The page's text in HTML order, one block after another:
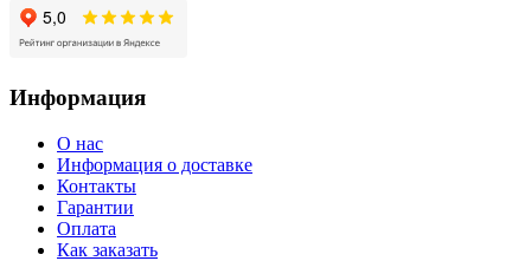
Информация
О нас
Информация о доставке
Контакты
Гарантии
Оплата
Как заказать